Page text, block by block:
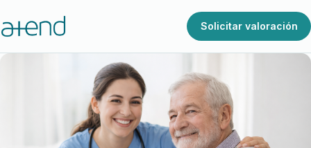
Solicitar valoración